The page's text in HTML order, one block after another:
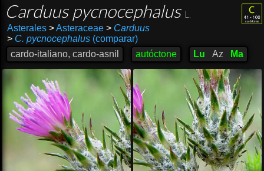
Carduus pycnocephalus
Asterales >Asteraceae > Carduus
> C. pycnocephalus(comparar)
cardo-italiano, cardo-asnil
autóctone Lu Az Ma